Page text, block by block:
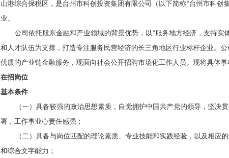
山港综合保税区，是台州市科创投资集团有限公司（以下简称“台州市科创
业。
公司依托股东金融和产业领域的背景优势，以“服务地方经济，支持实
和人才队伍为支撑，打造专注服务民营经济的长三角地区行业标杆企业。
优质的产业链金融服务，现面向社会公开招聘市场化工作人员。现将具体事
在招岗位
基本条件
（一）具备较强的政治思想素质，自觉拥护中国共产党的领导，坚决
署，工作事业心责任感强；
（二）具备与岗位匹配的理论素质、专业技能和实践经验，以及相应
和综合文字能力；